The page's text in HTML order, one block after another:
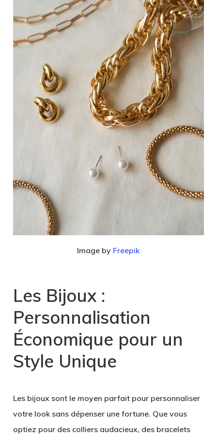
Image by Freepik
Les Bijoux :
Personnalisation
Économique pour un
Style Unique
Les bijoux sont le moyen parfait pour personnaliser
votre look sans dépenser une fortune. Que vous
optiez pour des colliers audacieux, des bracelets